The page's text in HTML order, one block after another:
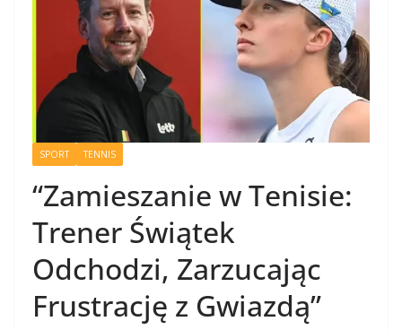
SPORT TENNIS
“Zamieszanie w Tenisie:
Trener Świątek
Odchodzi, Zarzucając
Frustrację z Gwiazdą”